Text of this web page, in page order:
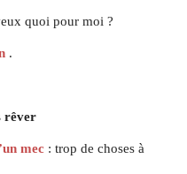
quoi pour moi ?
.
rêver
mec : trop de choses à